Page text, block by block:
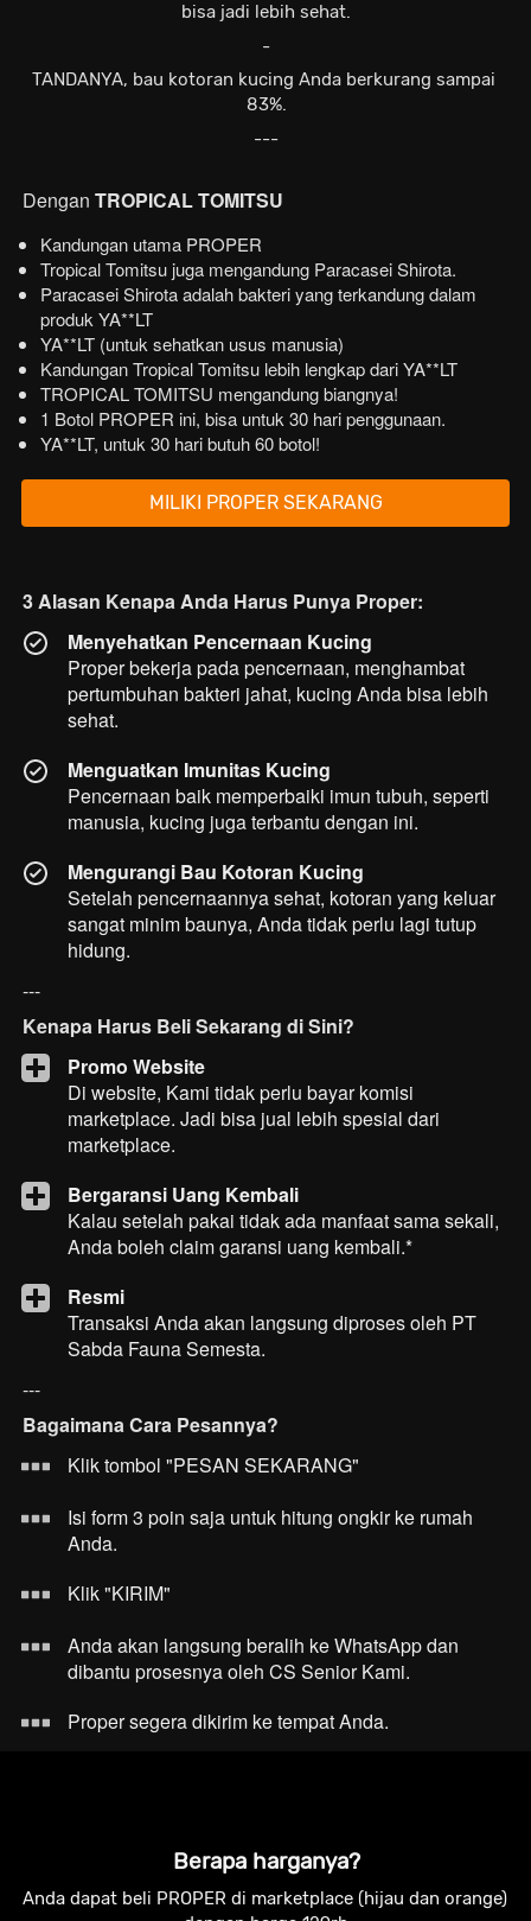
bisa jadi lebih sehat.
-
TANDANYA, bau kotoran kucing Anda berkurang sampai
83%.
---
Dengan TROPICAL TOMITSU
Kandungan utama PROPER
Tropical Tomitsu juga mengandung Paracasei Shirota.
Paracasei Shirota adalah bakteri yang terkandung dalam
produk YA**LT
YA**LT (untuk sehatkan usus manusia)
Kandungan Tropical Tomitsu lebih lengkap dari YA**LT
TROPICAL TOMITSU mengandung biangnya!
1 Botol PROPER ini, bisa untuk 30 hari penggunaan.
YA**LT, untuk 30 hari butuh 60 botol!
`MILIKI PROPER SEKARANG
3 Alasan Kenapa Anda Harus Punya Proper:
Menyehatkan Pencernaan Kucing
Proper bekerja pada pencernaan, menghambat
pertumbuhan bakteri jahat, kucing Anda bisa lebih
sehat.
Menguatkan Imunitas Kucing
Pencernaan baik memperbaiki imun tubuh, seperti
manusia, kucing juga terbantu dengan ini.
Mengurangi Bau Kotoran Kucing
Setelah pencernaannya sehat, kotoran yang keluar
sangat minim baunya, Anda tidak perlu lagi tutup
hidung.
---
Kenapa Harus Beli Sekarang di Sini?
Promo Website
Di website, Kami tidak perlu bayar komisi
marketplace. Jadi bisa jual lebih spesial dari
marketplace.
Bergaransi Uang Kembali
Kalau setelah pakai tidak ada manfaat sama sekali,
Anda boleh claim garansi uang kembali.*
Resmi
Transaksi Anda akan langsung diproses oleh PT
Sabda Fauna Semesta.
---
Bagaimana Cara Pesannya?
Klik tombol "PESAN SEKARANG"
Isi form 3 poin saja untuk hitung ongkir ke rumah
Anda.
Klik "KIRIM"
Anda akan langsung beralih ke WhatsApp dan
dibantu prosesnya oleh CS Senior Kami.
Proper segera dikirim ke tempat Anda.
Berapa harganya?
Anda dapat beli PROPER di marketplace (hijau dan orange)